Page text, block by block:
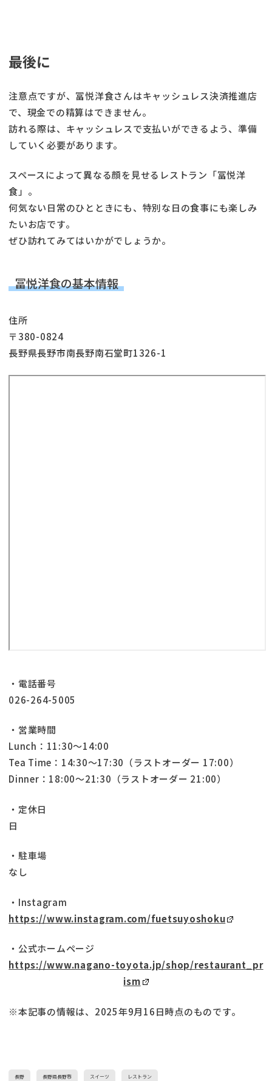
最後に
注意点ですが、冨悦洋食さんはキャッシュレス決済推進店
で、現金での精算はできません。
訪れる際は、キャッシュレスで支払いができるよう、準備
していく必要があります。
スペースによって異なる顔を見せるレストラン「冨悦洋
食」。
何気ない日常のひとときにも、特別な日の食事にも楽しみ
たいお店です。
ぜひ訪れてみてはいかがでしょうか。
冨悦洋食の基本情報
住所
〒380-0824
長野県長野市南長野南石堂町1326-1
・電話番号
026-264-5005
・営業時間
Lunch：11:30～14:00
Tea Time：14:30～17:30（ラストオーダー 17:00）
Dinner：18:00～21:30（ラストオーダー 21:00）
・定休日
日
・駐車場
なし
・Instagram
https://www.instagram.com/fuetsuyoshoku
・公式ホームページ
https://www.nagano-toyota.jp/shop/restaurant_pr
ism
※本記事の情報は、2025年9月16日時点のものです。
長野 長野県長野市 スイーツ レストラン